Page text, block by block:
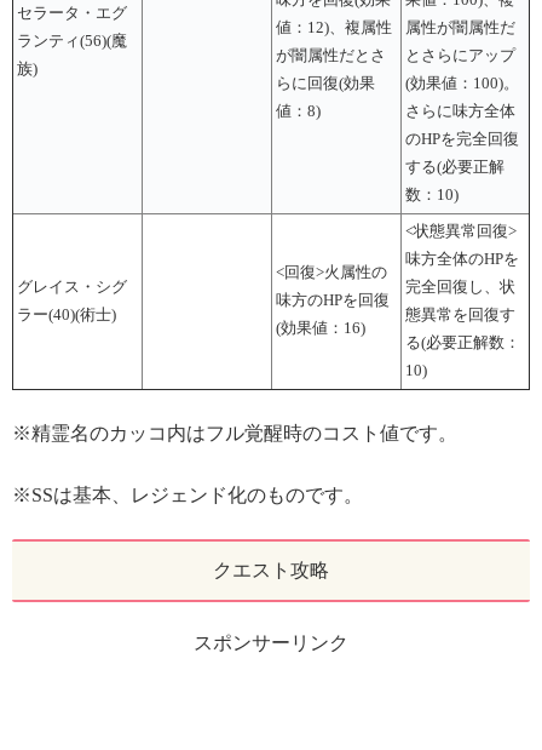
セラータ・エグ
ランティ(56)(魔
族)
値：12)、複属性
が闇属性だとさ
らに回復(効果
値：8)
属性が闇属性だ
とさらにアップ
(効果値：100)。
さらに味方全体
のHPを完全回復
する(必要正解
数：10)
グレイス・シグ
ラー(40)(術士)
<回復>火属性の
味方のHPを回復
(効果値：16)
<状態異常回復>
味方全体のHPを
完全回復し、状
態異常を回復す
る(必要正解数：
10)
※精霊名のカッコ内はフル覚醒時のコスト値です。
※SSは基本、レジェンド化のものです。
クエスト攻略
スポンサーリンク